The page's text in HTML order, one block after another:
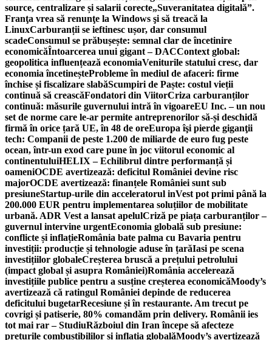
source, centralizare și salarii corecte„Suveranitatea digitală”.
Franţa vrea să renunţe la Windows şi să treacă la
LinuxCarburanții se ieftinesc ușor, dar consumul
scadeConsumul se prăbușește: semnal clar de încetinire
economicăÎntoarcerea unui gigant – DACContext global:
geopolitica influențează economiaVeniturile statului cresc, dar
economia încetineșteProbleme în mediul de afaceri: firme
închise și fiscalizare slabăScumpiri de Paște: costul vieții
continuă să creascăFondatori din ViitorCriza carburanților
continuă: măsurile guvernului intră în vigoareEU Inc. – un nou
set de norme care le-ar permite antreprenorilor să-și deschidă
firmă în orice țară UE, în 48 de oreEuropa îşi pierde giganţii
tech: Companii de peste 1.200 de miliarde de euro fug peste
ocean, într-un exod care pune în joc viitorul economic al
continentuluiHELIX – Echilibrul dintre performanță și
oameniOCDE avertizează: deficitul României devine risc
majorOCDE avertizează: finanțele României sunt sub
presiuneStartup-urile din acceleratorul inVest pot primi până la
200.000 EUR pentru implementarea soluțiilor de mobilitate
urbană. ADR Vest a lansat apelulCriză pe piața carburanților –
guvernul intervine urgentEconomia globală sub presiune:
conflicte și inflațieRomânia bate palma cu Bavaria pentru
investiții: producție și tehnologie aduse în țarăIasi pe scena
investițiilor globaleCreșterea bruscă a prețului petrolului
(impact global și asupra României)România accelerează
investițiile publice pentru a susține creșterea economicăMoody’s
avertizează că ratingul României depinde de reducerea
deficitului bugetarRecesiune și în restaurante. Am trecut pe
covrigi și patiserie, 80% comandăm prin delivery. Românii ies
tot mai rar – StudiuRăzboiul din Iran începe să afecteze
prețurile combustibililor și inflația globalăMoody’s avertizează